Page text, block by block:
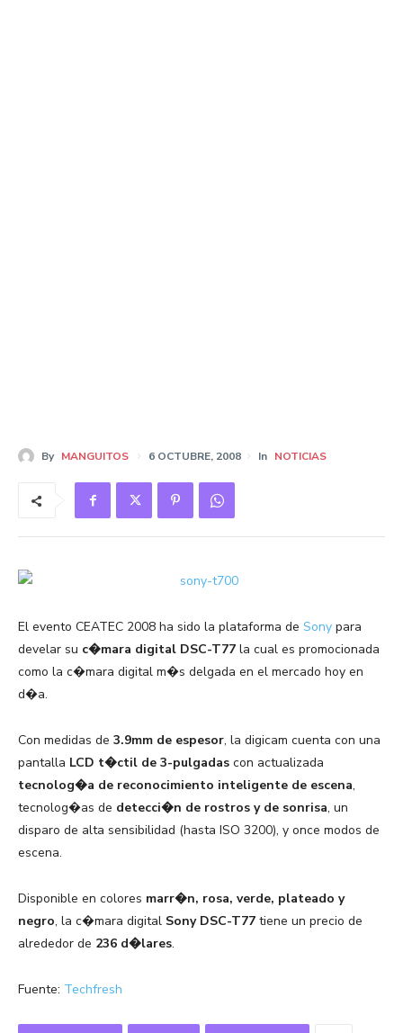
By MANGUITOS 6 OCTUBRE, 2008 In NOTICIAS
El evento CEATEC 2008 ha sido la plataforma de Sony para
develar su c�mara digital DSC-T77 la cual es promocionada
como la c�mara digital m�s delgada en el mercado hoy en
d�a.
Con medidas de 3.9mm de espesor, la digicam cuenta con una
pantalla LCD t�ctil de 3-pulgadas con actualizada
tecnolog�a de reconocimiento inteligente de escena,
tecnolog�as de detecci�n de rostros y de sonrisa, un
disparo de alta sensibilidad (hasta ISO 3200), y once modos de
escena.
Disponible en colores marr�n, rosa, verde, plateado y
negro, la c�mara digital Sony DSC-T77 tiene un precio de
alrededor de 236 d�lares.
Fuente: Techfresh